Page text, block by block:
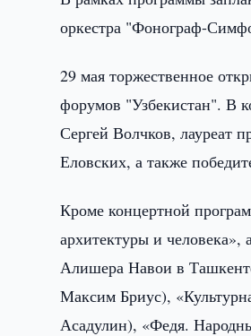
оркестра "Фонограф-
29 мая торжественное
форумов "Узбекистан". В
Сергей Волчков, лауреат
Еловских, а также
Кроме концертной
архитектуры и
Алишера Навои в
Максим Бриус),
Асадулин), «Федя.